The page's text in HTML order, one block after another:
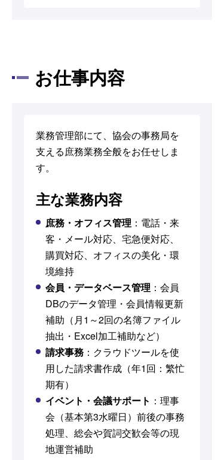
お仕事内容
業務管理部にて、協会の事務局を
支える庶務業務全般をお任せしま
す。
主な業務内容
庶務・オフィス管理 ：電話・来
客・メール対応、宅急便対応、
購買対応、オフィスの美化・環
境維持
会員・データベース管理 ：会員
DBのデータ管理・会員情報更新
補助（月1～2回の名簿ファイル
抽出・Excel加工補助など）
請求事務 ：クラウドツールを使
用した請求書作成（年1回：繁忙
期有）
イベント・会議サポート ：理事
会（基本第3水曜日）前後の事務
処理、総会や賀詞交歓会等の現
地運営補助